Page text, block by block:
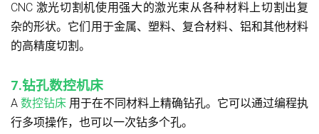
CNC 激光切割机使用强大的激光束从各种材料上切割出复
杂的形状。它们用于金属、塑料、复合材料、铝和其他材料
的高精度切割。
7.钻孔数控机床
A 数控钻床 用于在不同材料上精确钻孔。它可以通过编程执
行多项操作，也可以一次钻多个孔。